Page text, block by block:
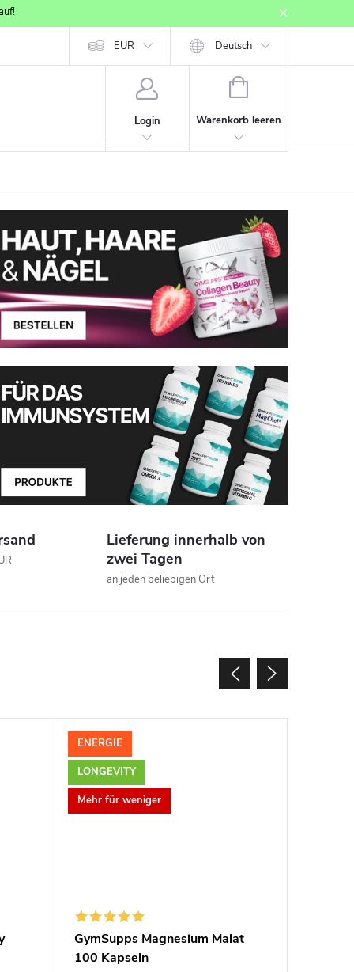
Affiliate Partner Registration Provisionssystem
EUR Deutsch
Login
WARENKORB
Warenkorb leeren
Lieferung innerhalb von
zwei Tagen
an jeden beliebigen Ort
ENERGIE
LONGEVITY
Mehr für weniger
GymSupps Magnesium Malat
100 Kapseln